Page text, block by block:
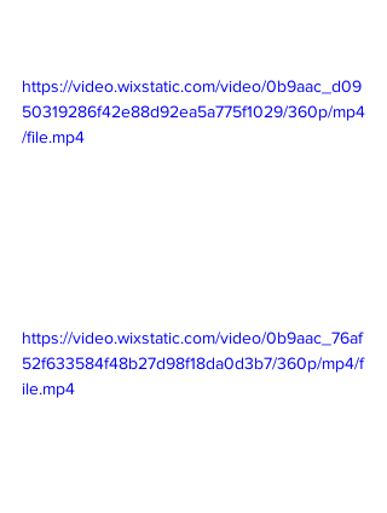
https://video.wixstatic.com/video/0b9aac_d09
50319286f42e88d92ea5a775f1029/360p/mp4
/file.mp4
https://video.wixstatic.com/video/0b9aac_76af
52f633584f48b27d98f18da0d3b7/360p/mp4/f
ile.mp4